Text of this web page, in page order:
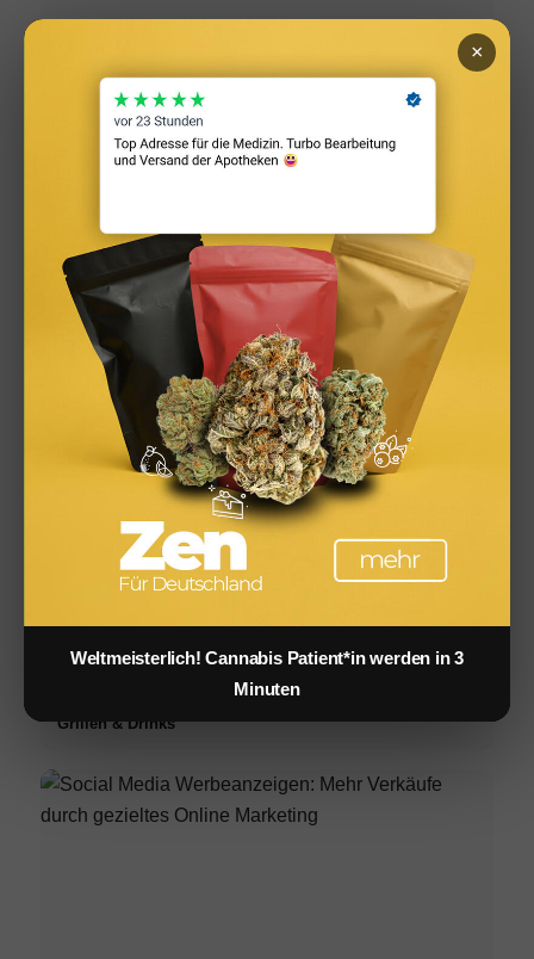
Cannabis Drinks: Smoothies, Tee, Golden Milk &
Cannabis Grillen: BBQ, Marinaden & Rezepte für den
Sommer
Infused Kitchen: Cannabis Rezepte für Backen, Kochen,
Grillen & Drinks
Weltmeisterlich! Cannabis Patient*in werden in 3
Minuten
×